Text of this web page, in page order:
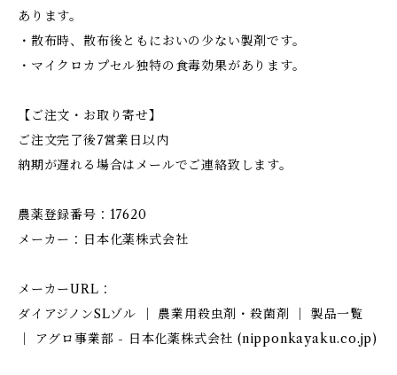
あります。
・散布時、散布後ともにおいの少ない製剤です。
・マイクロカプセル独特の食毒効果があります。
【ご注文・お取り寄せ】
ご注文完了後7営業日以内
納期が遅れる場合はメールでご連絡致します。
農薬登録番号：17620
メーカー：日本化薬株式会社
メーカーURL：
ダイアジノンSLゾル ｜ 農業用殺虫剤・殺菌剤 ｜ 製品一覧
｜ アグロ事業部 - 日本化薬株式会社 (nipponkayaku.co.jp)